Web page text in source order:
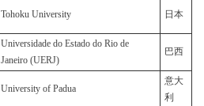
Tohoku University 日本
Universidade do Estado do Rio de
Janeiro (UERJ)
巴西
University of Padua
意大
利